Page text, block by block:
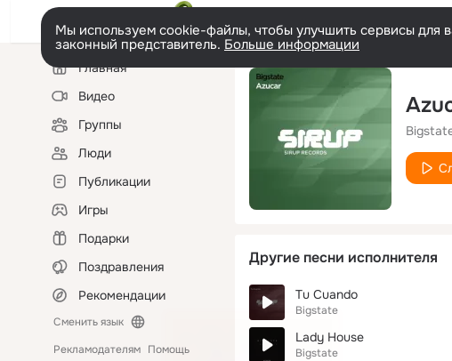
Мы используем cookie-файлы, чтобы улучшить сервисы для
законный представитель. Больше информации
Левая
колонкаГлавная
Видео
Группы
Люди
Публикации
Игры
Подарки
Поздравления
Рекомендации
Сменить язык
Рекламодателям Помощь
Другие песни исполнителя
Tu Cuando
Bigstate
Lady House
Bigstate